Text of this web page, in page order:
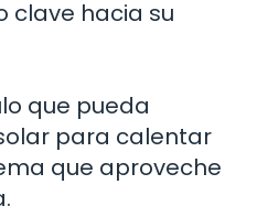
clave hacia su
que pueda
para calentar
que aproveche